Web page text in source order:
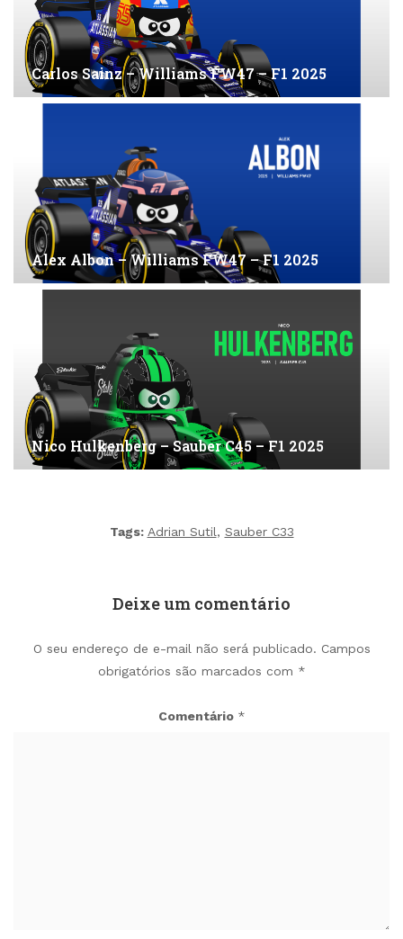
Carlos Sainz – Williams FW47 – F1 2025
Alex Albon – Williams FW47 – F1 2025
Nico Hulkenberg – Sauber C45 – F1 2025
Tags: Adrian Sutil, Sauber C33
Deixe um comentário
O seu endereço de e-mail não será publicado. Campos
obrigatórios são marcados com *
Comentário *